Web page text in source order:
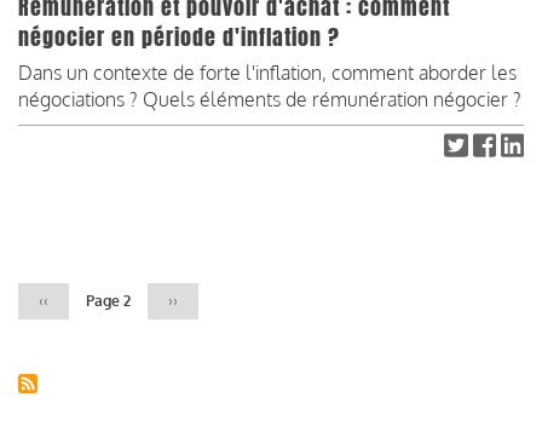
Rémunération et pouvoir d'achat : comment
négocier en période d'inflation ?
Dans un contexte de forte l'inflation, comment aborder les
négociations ? Quels éléments de rémunération négocier ?
Page
précédente
‹‹ Page 2
Page
››